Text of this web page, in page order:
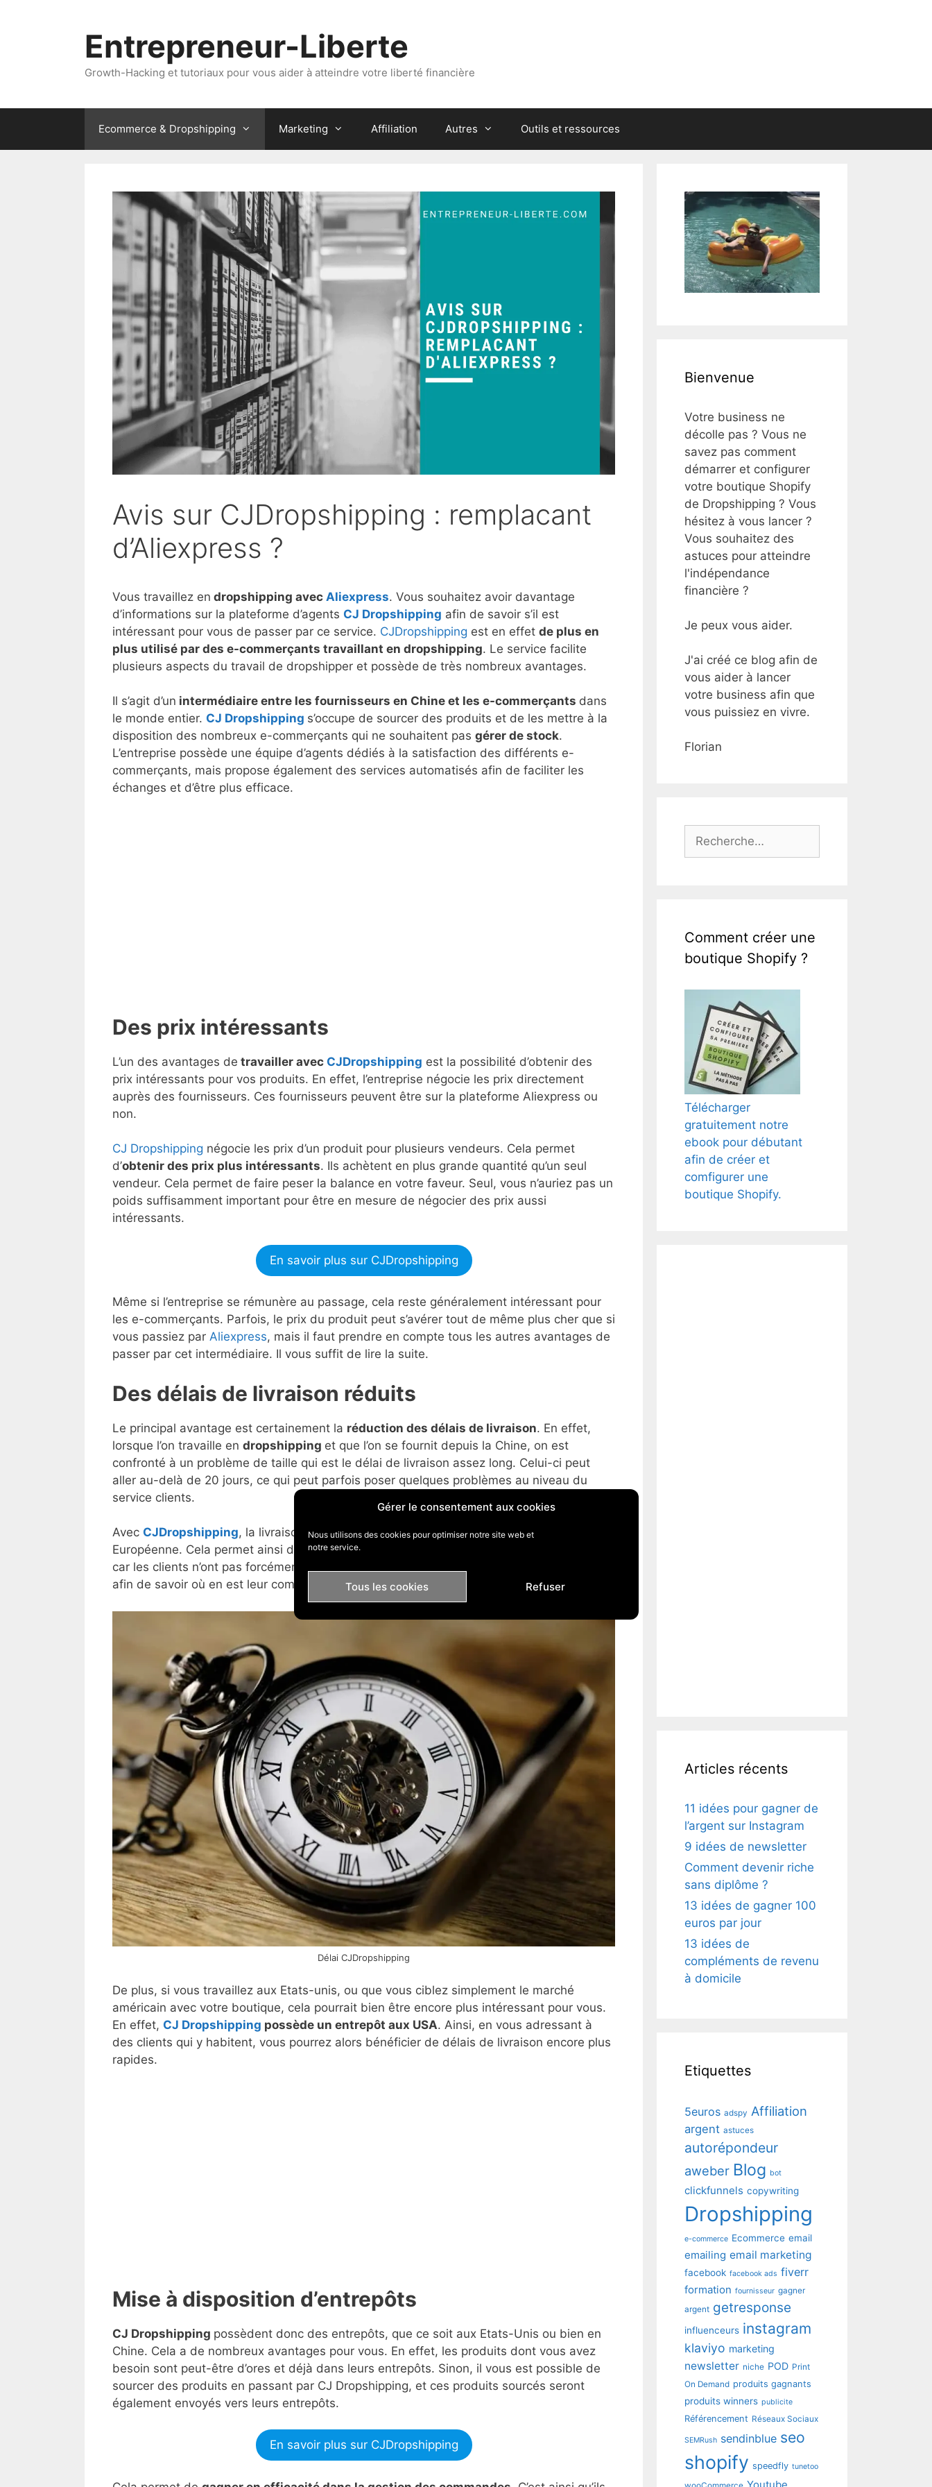
Gérer le consentement aux cookies
Nous utilisons des cookies pour optimiser notre site web et
notre service.
Tous les cookies Refuser
Entrepreneur-Liberte
Growth-Hacking et tutoriaux pour vous aider à atteindre votre liberté financière
Ecommerce & Dropshipping Marketing Affiliation Autres Outils et ressources
Avis sur CJDropshipping : remplacant
d’Aliexpress ?
Vous travaillez en dropshipping avec Aliexpress. Vous souhaitez avoir davantage
d’informations sur la plateforme d’agents CJ Dropshipping afin de savoir s’il est
intéressant pour vous de passer par ce service. CJDropshipping est en effet de plus en
plus utilisé par des e-commerçants travaillant en dropshipping. Le service facilite
plusieurs aspects du travail de dropshipper et possède de très nombreux avantages.
Il s’agit d’un intermédiaire entre les fournisseurs en Chine et les e-commerçants dans
le monde entier. CJ Dropshipping s’occupe de sourcer des produits et de les mettre à la
disposition des nombreux e-commerçants qui ne souhaitent pas gérer de stock.
L’entreprise possède une équipe d’agents dédiés à la satisfaction des différents e-
commerçants, mais propose également des services automatisés afin de faciliter les
échanges et d’être plus efficace.
Des prix intéressants
L’un des avantages de travailler avec CJDropshipping est la possibilité d’obtenir des
prix intéressants pour vos produits. En effet, l’entreprise négocie les prix directement
auprès des fournisseurs. Ces fournisseurs peuvent être sur la plateforme Aliexpress ou
non.
CJ Dropshipping négocie les prix d’un produit pour plusieurs vendeurs. Cela permet
d’obtenir des prix plus intéressants. Ils achètent en plus grande quantité qu’un seul
vendeur. Cela permet de faire peser la balance en votre faveur. Seul, vous n’auriez pas un
poids suffisamment important pour être en mesure de négocier des prix aussi
intéressants.
En savoir plus sur CJDropshipping
Même si l’entreprise se rémunère au passage, cela reste généralement intéressant pour
les e-commerçants. Parfois, le prix du produit peut s’avérer tout de même plus cher que si
vous passiez par Aliexpress, mais il faut prendre en compte tous les autres avantages de
passer par cet intermédiaire. Il vous suffit de lire la suite.
Des délais de livraison réduits
Le principal avantage est certainement la réduction des délais de livraison. En effet,
lorsque l’on travaille en dropshipping et que l’on se fournit depuis la Chine, on est
confronté à un problème de taille qui est le délai de livraison assez long. Celui-ci peut
aller au-delà de 20 jours, ce qui peut parfois poser quelques problèmes au niveau du
service clients.
Avec CJDropshipping, la livraison se fait normalement en5 à 12 joursdans l’Union
Européenne. Cela permet ainsi de baisser considérablement le travail du service clients,
car les clients n’ont pas forcément le temps de s’impatienter et de vous envoyer un email
afin de savoir où en est leur commande.
Délai CJDropshipping
De plus, si vous travaillez aux Etats-unis, ou que vous ciblez simplement le marché
américain avec votre boutique, cela pourrait bien être encore plus intéressant pour vous.
En effet, CJ Dropshipping possède un entrepôt aux USA. Ainsi, en vous adressant à
des clients qui y habitent, vous pourrez alors bénéficier de délais de livraison encore plus
rapides.
Mise à disposition d’entrepôts
CJ Dropshipping possèdent donc des entrepôts, que ce soit aux Etats-Unis ou bien en
Chine. Cela a de nombreux avantages pour vous. En effet, les produits dont vous avez
besoin sont peut-être d’ores et déjà dans leurs entrepôts. Sinon, il vous est possible de
sourcer des produits en passant par CJ Dropshipping, et ces produits sourcés seront
également envoyés vers leurs entrepôts.
En savoir plus sur CJDropshipping
Bienvenue
Votre business ne
décolle pas ? Vous ne
savez pas comment
démarrer et configurer
votre boutique Shopify
de Dropshipping ? Vous
hésitez à vous lancer ?
Vous souhaitez des
astuces pour atteindre
l'indépendance
financière ?
Je peux vous aider.
J'ai créé ce blog afin de
vous aider à lancer
votre business afin que
vous puissiez en vivre.
Florian
Rechercher :
Comment créer une
boutique Shopify ?
Télécharger
gratuitement notre
ebook pour débutant
afin de créer et
comfigurer une
boutique Shopify.
Articles récents
11 idées pour gagner de
l’argent sur Instagram
9 idées de newsletter
Comment devenir riche
sans diplôme ?
13 idées de gagner 100
euros par jour
13 idées de
compléments de revenu
à domicile
Etiquettes
5euros adspy Affiliation
argent astuces
autorépondeur
aweber Blog bot
clickfunnels copywriting
Dropshipping
e-commerce Ecommerce email
emailing email marketing
facebook facebook ads fiverr
formation fournisseur gagner
argent getresponse
influenceurs instagram
klaviyo marketing
newsletter niche POD Print
On Demand produits gagnants
produits winners publicite
Référencement Réseaux Sociaux
SEMRush sendinblue seo
shopify speedfly tunetoo